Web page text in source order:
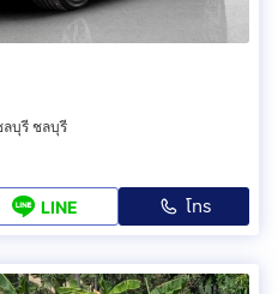
ลบุรี ชลบุรี
LINE โทร